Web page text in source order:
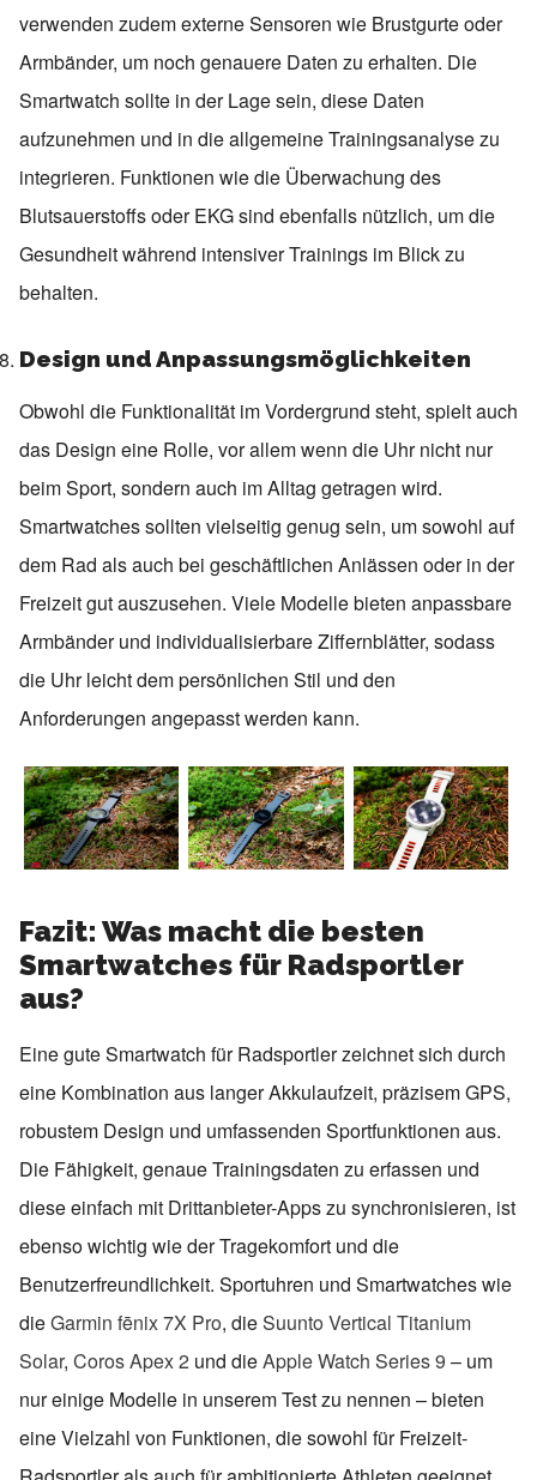
verwenden zudem externe Sensoren wie Brustgurte oder
Armbänder, um noch genauere Daten zu erhalten. Die
Smartwatch sollte in der Lage sein, diese Daten
aufzunehmen und in die allgemeine Trainingsanalyse zu
integrieren. Funktionen wie die Überwachung des
Blutsauerstoffs oder EKG sind ebenfalls nützlich, um die
Gesundheit während intensiver Trainings im Blick zu
behalten.
Design und Anpassungsmöglichkeiten
Obwohl die Funktionalität im Vordergrund steht, spielt auch
das Design eine Rolle, vor allem wenn die Uhr nicht nur
beim Sport, sondern auch im Alltag getragen wird.
Smartwatches sollten vielseitig genug sein, um sowohl auf
dem Rad als auch bei geschäftlichen Anlässen oder in der
Freizeit gut auszusehen. Viele Modelle bieten anpassbare
Armbänder und individualisierbare Ziffernblätter, sodass
die Uhr leicht dem persönlichen Stil und den
Anforderungen angepasst werden kann.
Fazit: Was macht die besten
Smartwatches für Radsportler
aus?
Eine gute Smartwatch für Radsportler zeichnet sich durch
eine Kombination aus langer Akkulaufzeit, präzisem GPS,
robustem Design und umfassenden Sportfunktionen aus.
Die Fähigkeit, genaue Trainingsdaten zu erfassen und
diese einfach mit Drittanbieter-Apps zu synchronisieren, ist
ebenso wichtig wie der Tragekomfort und die
Benutzerfreundlichkeit. Sportuhren und Smartwatches wie
dieGarmin fēnix 7X Pro, dieSuunto Vertical Titanium
Solar, Coros Apex 2 und dieApple Watch Series 9 – um
nur einige Modelle in unserem Test zu nennen – bieten
eine Vielzahl von Funktionen, die sowohl für Freizeit-